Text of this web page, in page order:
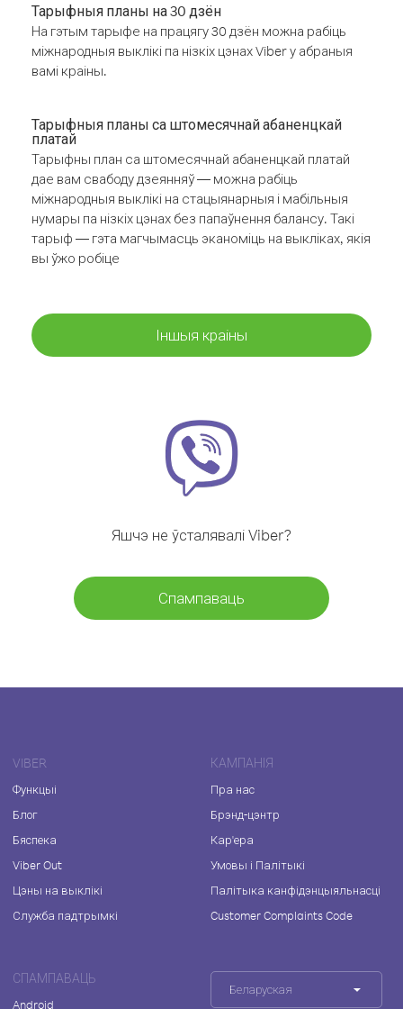
Тарыфныя планы на 30 дзён
На гэтым тарыфе на працягу 30 дзён можна рабіць
міжнародныя выклікі па нізкіх цэнах Viber у абраныя
вамі краіны.
Тарыфныя планы са штомесячнай абаненцкай
платай
Тарыфны план са штомесячнай абаненцкай платай
дае вам свабоду дзеянняў — можна рабіць
міжнародныя выклікі на стацыянарныя і мабільныя
нумары па нізкіх цэнах без папаўнення балансу. Такі
тарыф — гэта магчымасць эканоміць на выкліках, якія
вы ўжо робіце
Іншыя краіны
Яшчэ не ўсталявалі Viber?
Спампаваць
VIBER
Функцыі
Блог
Бяспека
Viber Out
Цэны на выклікі
Служба падтрымкі
КАМПАНІЯ
Пра нас
Брэнд-цэнтр
Кар'ера
Умовы і Палітыкі
Палітыка канфідэнцыяльнасці
Customer Complaints Code
СПАМПАВАЦЬ
Android
Беларуская